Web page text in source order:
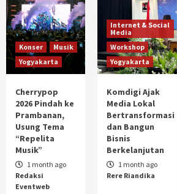
5
BTS Jakarta 2026 di GBK,
Tiket!
1
Konser Musik Yogyakarta
Cherrypop 2026 Pindah ke
2
Internet & Social Media
Komdigi Ajak Media
dan Bangun Bisnis
Konser
Musik
Yogyakarta
Cherrypop
2026 Pindah ke
Prambanan,
Usung Tema
“Repelita
Musik”
1 month ago
Redaksi
Eventweb
Internet & Social
Media
Workshop
Yogyakarta
Komdigi Ajak
Media Lokal
Bertransformasi
dan Bangun
Bisnis
Berkelanjutan
1 month ago
Rere Riandika